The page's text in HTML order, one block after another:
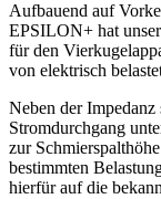
Aufbauend auf
EPSILON+ hat
für den
von elektrisch
Neben der
Stromdurchgang
zur
bestimmten
hierfür auf die